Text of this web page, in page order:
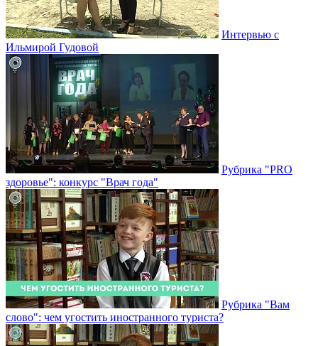
Интервью с
Ильмирой Гудовой
Рубрика "PRO
здоровье": конкурс "Врач года"
Рубрика "Вам
слово": чем угостить иностранного туриста?